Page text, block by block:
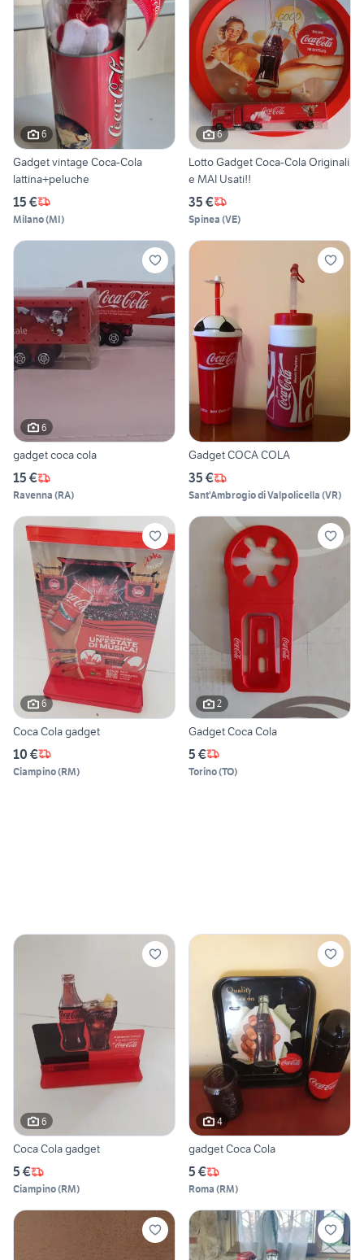
6
Gadget vintage Coca-Cola
lattina+peluche
15 €
Milano(MI)
6
Lotto Gadget Coca-Cola Originali
e MAI Usati!!
35 €
Spinea (VE)
6
gadget coca cola
15 €
Ravenna (RA)
Gadget COCA COLA
35 €
Sant'Ambrogio di Valpolicella (VR)
6
Coca Cola gadget
10 €
Ciampino(RM)
2
Gadget Coca Cola
5 €
Torino(TO)
6
Coca Cola gadget
5 €
Ciampino(RM)
4
gadget Coca Cola
5 €
Roma (RM)